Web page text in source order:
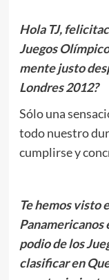
Hola TJ,
Juegos
mente justo
Londres 2012?
Sólo una
todo nuestro
cumplirse y
Te hemos visto
Panamericanos
podio de los
clasificar en